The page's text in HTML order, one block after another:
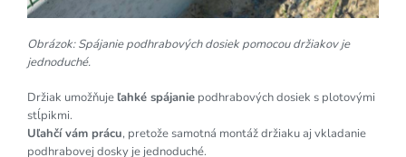
Obrázok: Spájanie podhrabových dosiek pomocou držiakov je
jednoduché.
Držiak umožňujeľahké spájanie podhrabových dosiek s plotovými
stĺpikmi.
Uľahčí vám prácu, pretože samotná montáž držiaku aj vkladanie
podhrabovej dosky je jednoduché.